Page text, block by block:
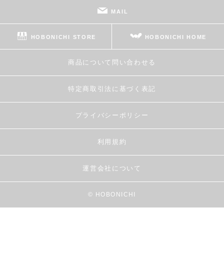
MAIL
HOBONICHI STORE HOBONICHI HOME
商品について問い合わせる
特定商取引法に基づく表記
プライバシーポリシー
利用規約
運営会社について
© HOBONICHI